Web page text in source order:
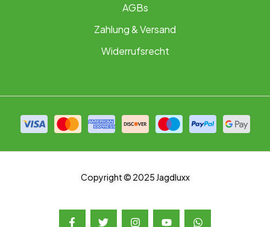
AGBs
Zahlung & Versand
Widerrufsrecht
Copyright © 2025 Jagdluxx